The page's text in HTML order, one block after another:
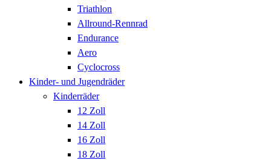
Triathlon
Allround-Rennrad
Endurance
Aero
Cyclocross
Kinder- und Jugendräder
Kinderräder
12 Zoll
14 Zoll
16 Zoll
18 Zoll